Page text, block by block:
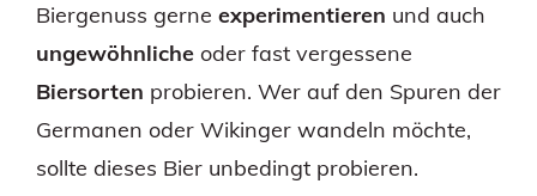
Biergenuss gerne experimentieren und auch
ungewöhnliche oder fast vergessene
Biersorten probieren. Wer auf den Spuren der
Germanen oder Wikinger wandeln möchte,
sollte dieses Bier unbedingt probieren.